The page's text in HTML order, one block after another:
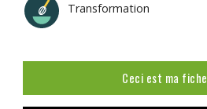
Transformation
Ceci est ma fiche